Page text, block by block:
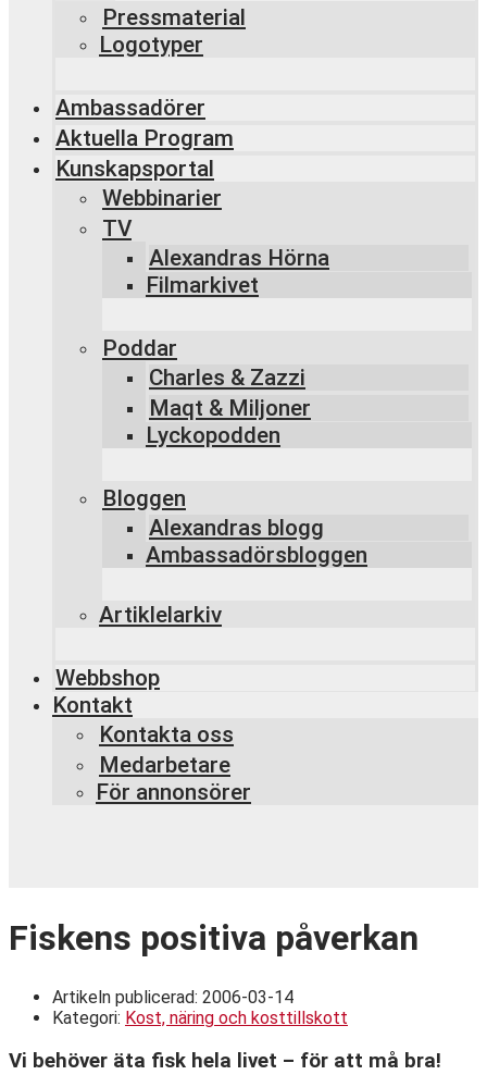
Pressmaterial
Logotyper
Ambassadörer
Aktuella Program
Kunskapsportal
Webbinarier
TV
Alexandras Hörna
Filmarkivet
Poddar
Charles & Zazzi
Maqt & Miljoner
Lyckopodden
Bloggen
Alexandras blogg
Ambassadörsbloggen
Artiklelarkiv
Webbshop
Kontakt
Kontakta oss
Medarbetare
För annonsörer
Fiskens positiva påverkan
Artikeln publicerad: 2006-03-14
Kategori: Kost, näring och kosttillskott
Vi behöver äta fisk hela livet – för att må bra!